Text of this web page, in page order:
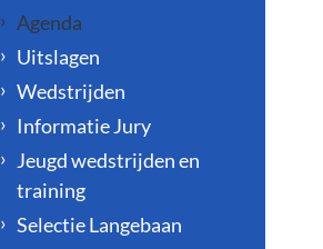
Agenda
Uitslagen
Wedstrijden
Informatie Jury
Jeugd wedstrijden en
training
Selectie Langebaan